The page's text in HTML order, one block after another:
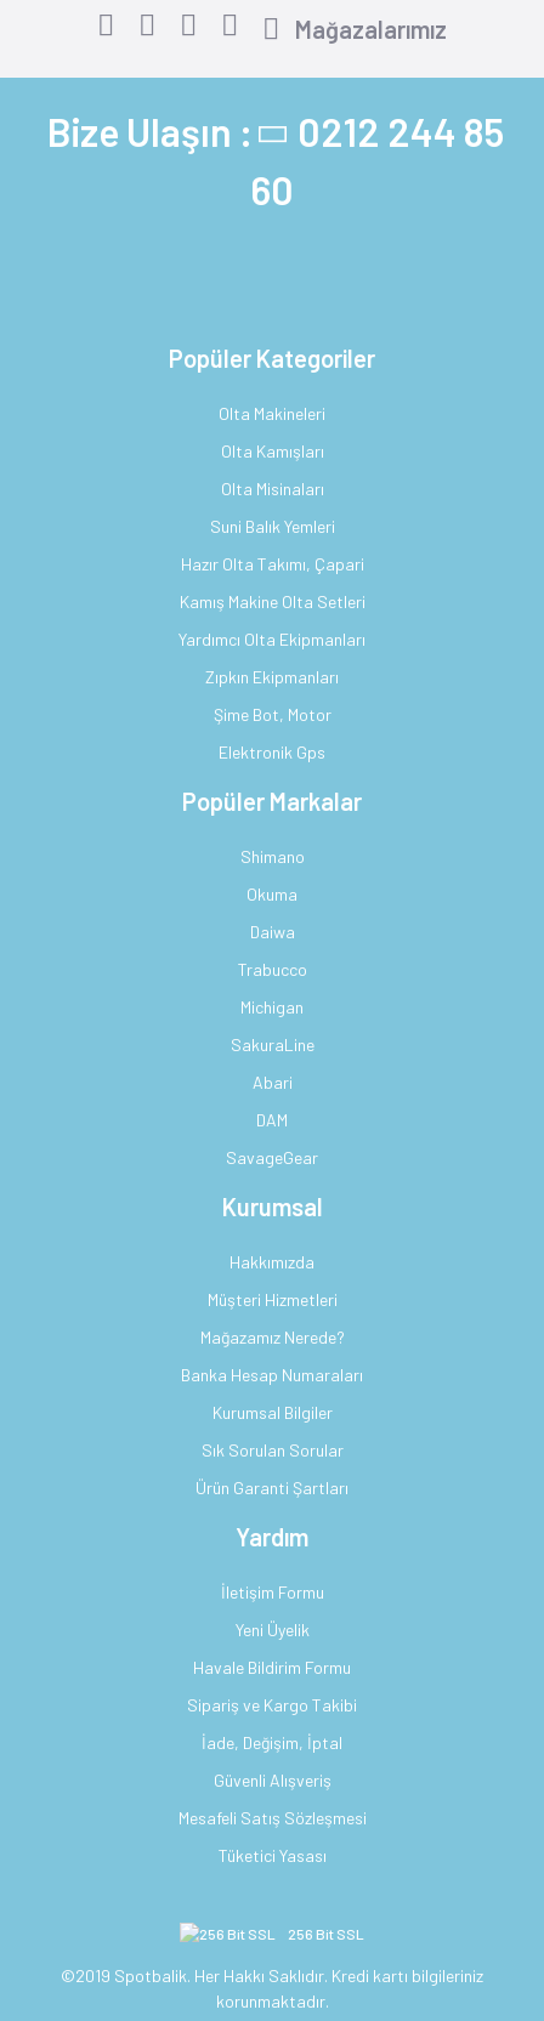
Mağazalarımız
Bize Ulaşın : 0212 244 85
60
Popüler Kategoriler
Olta Makineleri
Olta Kamışları
Olta Misinaları
Suni Balık Yemleri
Hazır Olta Takımı, Çapari
Kamış Makine Olta Setleri
Yardımcı Olta Ekipmanları
Zıpkın Ekipmanları
Şime Bot, Motor
Elektronik Gps
Popüler Markalar
Shimano
Okuma
Daiwa
Trabucco
Michigan
SakuraLine
Abari
DAM
SavageGear
Kurumsal
Hakkımızda
Müşteri Hizmetleri
Mağazamız Nerede?
Banka Hesap Numaraları
Kurumsal Bilgiler
Sık Sorulan Sorular
Ürün Garanti Şartları
Yardım
İletişim Formu
Yeni Üyelik
Havale Bildirim Formu
Sipariş ve Kargo Takibi
İade, Değişim, İptal
Güvenli Alışveriş
Mesafeli Satış Sözleşmesi
Tüketici Yasası
256 Bit SSL
©2019 Spotbalik. Her Hakkı Saklıdır. Kredi kartı bilgileriniz
korunmaktadır.